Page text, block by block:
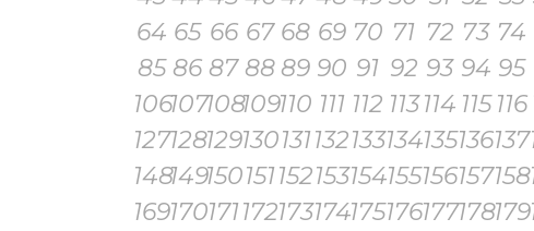
64 65 66 67 68 69 70 71 72 73 74
85 86 87 88 89 90 91 92 93 94 95
106107108109110 111 112 113 114 115 116
127128129130131132133134135136137
148149150151152153154155156157158
169170171172173174175176177178179